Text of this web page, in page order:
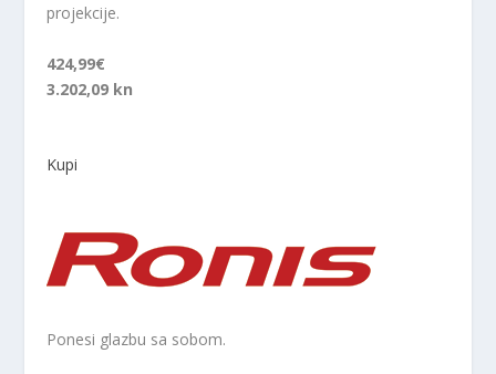
projekcije.
424,99€
3.202,09 kn
Kupi
Ponesi glazbu sa sobom.